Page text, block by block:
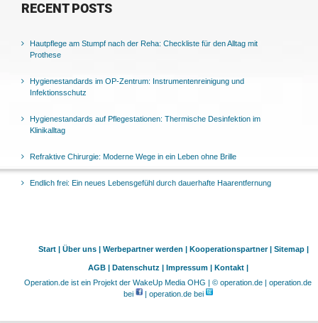
RECENT POSTS
Hautpflege am Stumpf nach der Reha: Checkliste für den Alltag mit
Prothese
Hygienestandards im OP-Zentrum: Instrumentenreinigung und
Infektionsschutz
Hygienestandards auf Pflegestationen: Thermische Desinfektion im
Klinikalltag
Refraktive Chirurgie: Moderne Wege in ein Leben ohne Brille
Endlich frei: Ein neues Lebensgefühl durch dauerhafte Haarentfernung
Start | Über uns | Werbepartner werden | Kooperationspartner | Sitemap |
AGB | Datenschutz | Impressum |
Kontakt |
Operation.de ist ein Projekt der WakeUp Media OHG | © operation.de | operation.de
bei
| operation.de bei